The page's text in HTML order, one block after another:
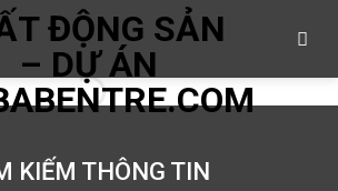
KIẾM THÔNG TIN